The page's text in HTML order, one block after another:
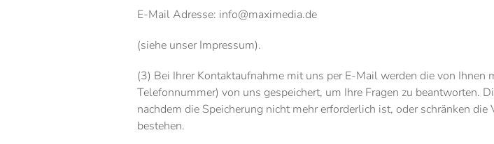
E-Mail Adresse: info@maximedia.de
(siehe unser Impressum).
(3) Bei Ihrer Kontaktaufnahme mit uns per E-Mail werden die von
Telefonnummer) von uns gespeichert, um Ihre Fragen zu beantworten.
nachdem die Speicherung nicht mehr erforderlich ist, oder schränken
bestehen.